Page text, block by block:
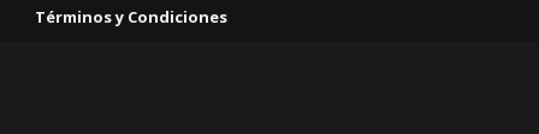
Términos y Condiciones